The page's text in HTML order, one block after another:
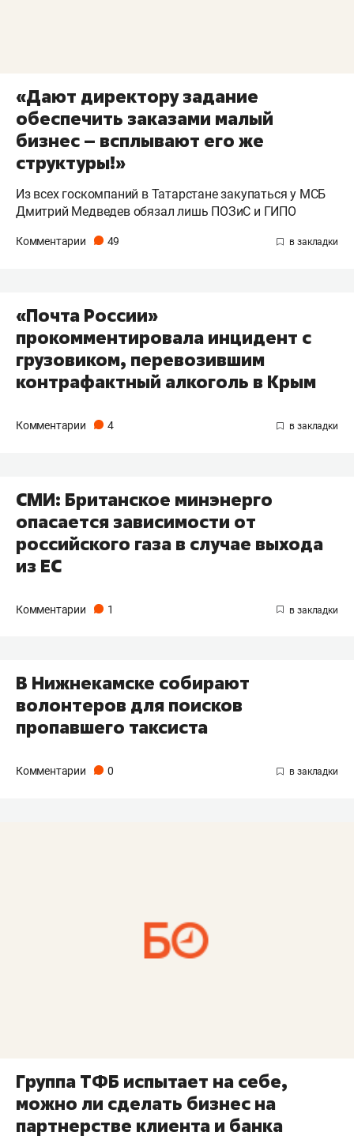
«Дают директору задание
обеспечить заказами малый
бизнес – всплывают его же
структуры!»
Из всех госкомпаний в Татарстане закупаться у МСБ
Дмитрий Медведев обязал лишь ПОЗиС и ГИПО
Комментарии 49
«Почта России»
прокомментировала инцидент с
грузовиком, перевозившим
контрафактный алкоголь в Крым
Комментарии 4
СМИ: Британское минэнерго
опасается зависимости от
российского газа в случае выхода
из ЕС
Комментарии 1
​В Нижнекамске собирают
волонтеров для поисков
пропавшего таксиста
Комментарии 0
Группа ТФБ испытает на себе,
можно ли сделать бизнес на
партнерстве клиента и банка